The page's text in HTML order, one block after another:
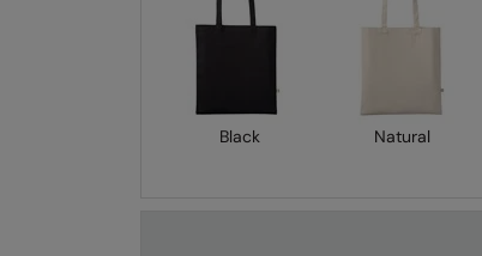
Black Natural